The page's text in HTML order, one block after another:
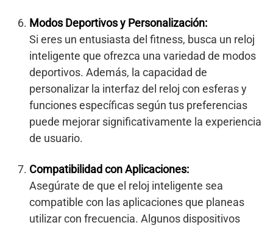
Modos Deportivos y Personalización:
Si eres un entusiasta del fitness, busca un reloj
inteligente que ofrezca una variedad de modos
deportivos. Además, la capacidad de
personalizar la interfaz del reloj con esferas y
funciones específicas según tus preferencias
puede mejorar significativamente la experiencia
de usuario.
Compatibilidad con Aplicaciones:
Asegúrate de que el reloj inteligente sea
compatible con las aplicaciones que planeas
utilizar con frecuencia. Algunos dispositivos